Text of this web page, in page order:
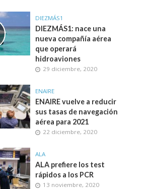
DIEZMÁS1
DIEZMÁS1: nace una
nueva compañía aérea
que operará
hidroaviones
29 diciembre, 2020
ENAIRE
ENAIRE vuelve a reducir
sus tasas de navegación
aérea para 2021
22 diciembre, 2020
ALA
ALA prefiere los test
rápidos a los PCR
13 noviembre, 2020